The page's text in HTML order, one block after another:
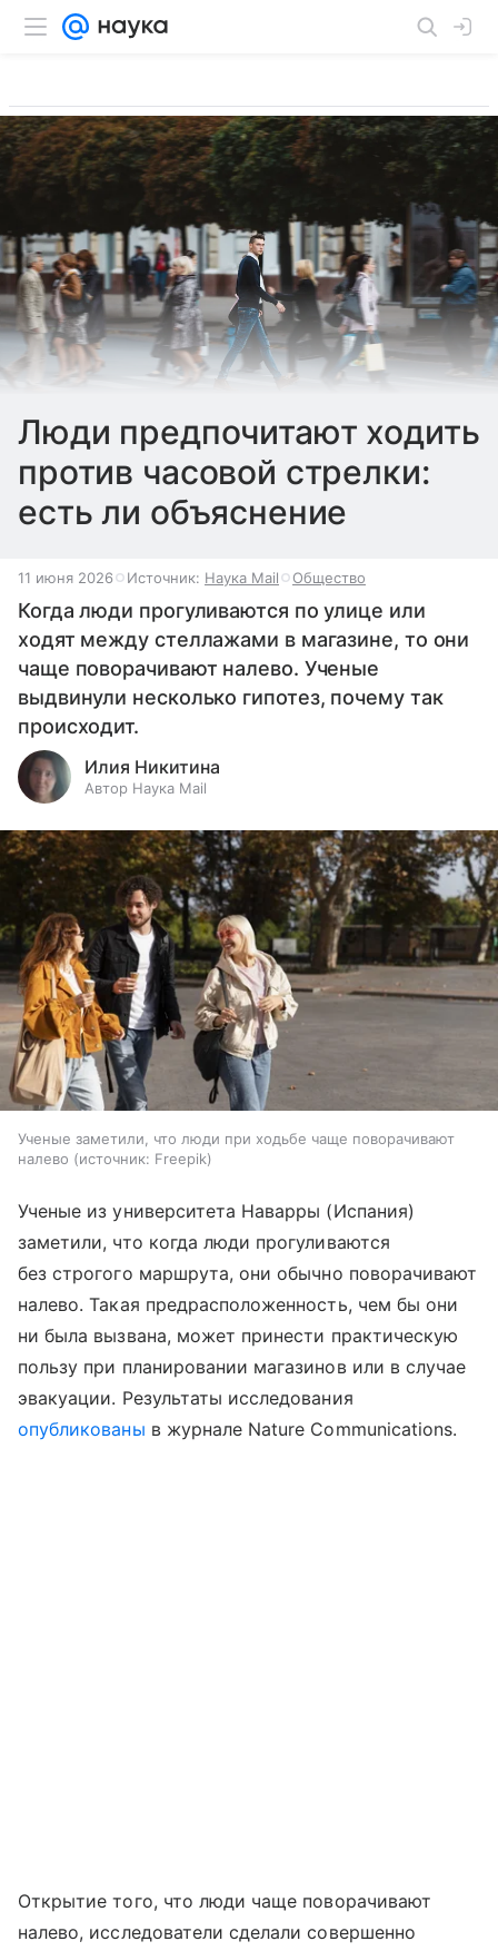
Люди предпочитают ходить
против часовой стрелки:
есть ли объяснение
11 июня 2026 Источник: Наука Mail Общество
Когда люди прогуливаются по улице или
ходят между стеллажами в магазине, то они
чаще поворачивают налево. Ученые
выдвинули несколько гипотез, почему так
происходит.
Илия Никитина
Автор Наука Mail
Ученые заметили, что люди при ходьбе чаще поворачивают
налево
источник: Freepik
Ученые из университета Наварры (Испания)
заметили, что когда люди прогуливаются
без строгого маршрута, они обычно поворачивают
налево. Такая предрасположенность, чем бы они
ни была вызвана, может принести практическую
пользу при планировании магазинов или в случае
эвакуации. Результаты исследования
опубликованы в журнале Nature Communications.
Открытие того, что люди чаще поворачивают
налево, исследователи сделали совершенно